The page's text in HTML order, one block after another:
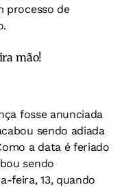
processo de
mão!
fosse anunciada
sendo adiada
a data é feriado
sendo
feira, 13, quando